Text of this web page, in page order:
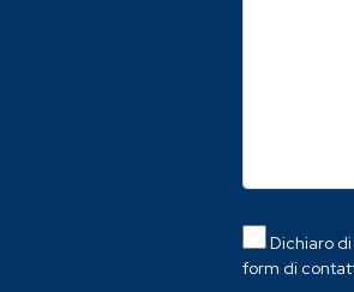
Dichiaro di
form di